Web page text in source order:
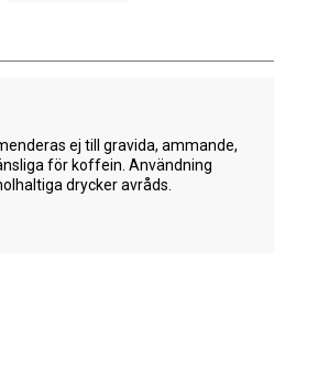
ej till gravida, ammande,
för koffein. Användning
drycker avråds.